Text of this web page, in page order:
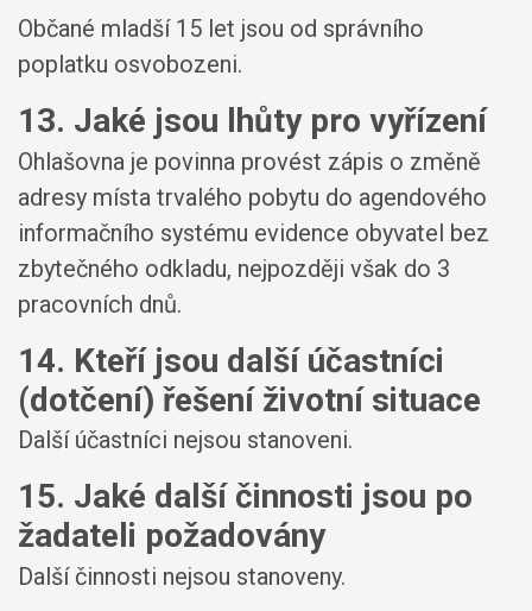
Občané mladší 15 let jsou od správního
poplatku osvobozeni.
13. Jaké jsou lhůty pro vyřízení
Ohlašovna je povinna provést zápis o změně
adresy místa trvalého pobytu do agendového
informačního systému evidence obyvatel bez
zbytečného odkladu, nejpozději však do 3
pracovních dnů.
14. Kteří jsou další účastníci
(dotčení) řešení životní situace
Další účastníci nejsou stanoveni.
15. Jaké další činnosti jsou po
žadateli požadovány
Další činnosti nejsou stanoveny.